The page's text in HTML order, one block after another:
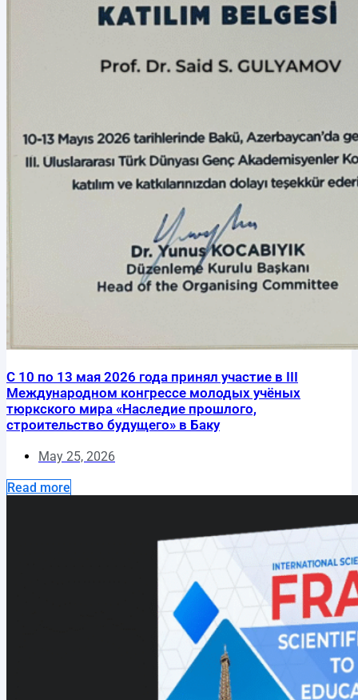
С 10 по 13 мая 2026 года принял участие в III
Международном конгрессе молодых учёных
тюркского мира «Наследие прошлого,
строительство будущего» в Баку
May 25, 2026
Read more